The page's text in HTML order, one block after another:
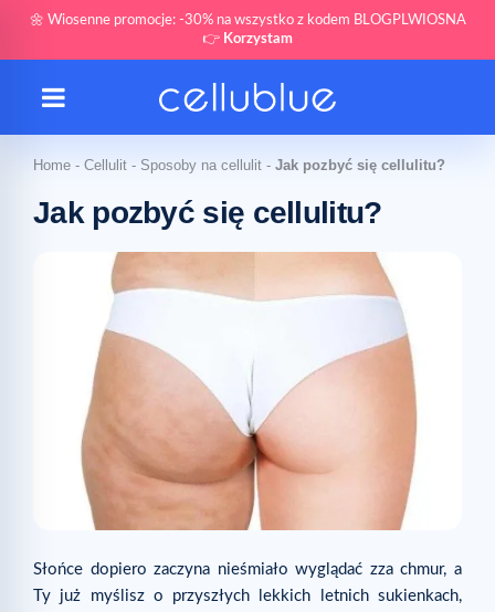
🌼 Wiosenne promocje: -30% na wszystko z kodem BLOGPLWIOSNA
👉 Korzystam
Home - Cellulit - Sposoby na cellulit - Jak pozbyć się cellulitu?
Jak pozbyć się cellulitu?
Słońce dopiero zaczyna nieśmiało wyglądać zza chmur, a
Ty już myślisz o przyszłych lekkich letnich sukienkach,